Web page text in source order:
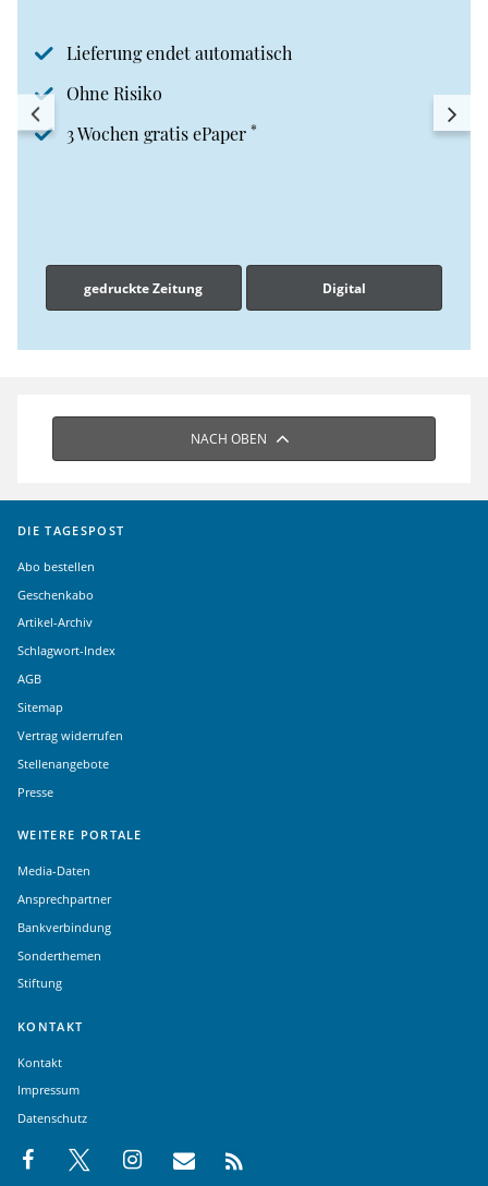
Lieferung endet automatisch
Ohne Risiko
3 Wochen gratis ePaper *
gedruckte Zeitung Digital
NACH OBEN
DIE TAGESPOST
Abo bestellen
Geschenkabo
Artikel-Archiv
Schlagwort-Index
AGB
Sitemap
Vertrag widerrufen
Stellenangebote
Presse
WEITERE PORTALE
Media-Daten
Ansprechpartner
Bankverbindung
Sonderthemen
Stiftung
KONTAKT
Kontakt
Impressum
Datenschutz